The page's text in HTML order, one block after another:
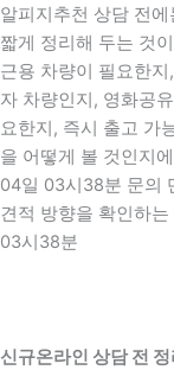
알피지추천 상담 전
짧게 정리해 두는 것
근용 차량이 필요한
자 차량인지, 영화공
요한지, 즉시 출고 가
을 어떻게 볼 것인지
04일 03시38분 문의
견적 방향을 확인하
03시38분
신규온라인 상담 전